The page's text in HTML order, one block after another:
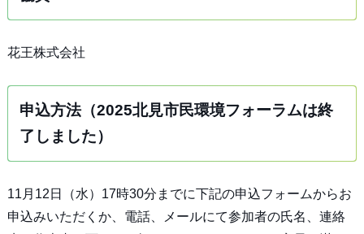
花王株式会社
申込方法（2025北見市民環境フォーラムは終
了しました）
11月12日（水）17時30分までに下記の申込フォームからお
申込みいただくか、電話、メールにて参加者の氏名、連絡